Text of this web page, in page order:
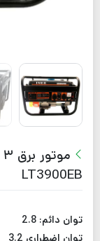
LT3900EB
توان دائم: 2.8
توان اضطراری 3.2